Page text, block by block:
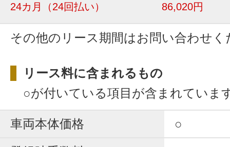
24カ月 （24回払い） 86,020円
その他のリース期間はお問い合わせく
リース料に含まれるもの
○が付いている項目が含まれていま
車両本体価格
○